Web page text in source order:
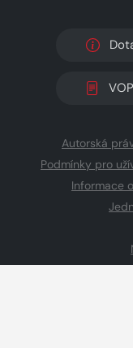
VOP
Autorská
Podmínky pro
Informace